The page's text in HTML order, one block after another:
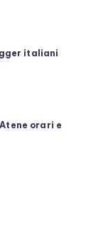
italiani
orari e